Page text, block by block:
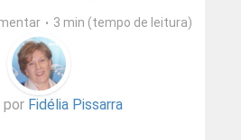
3 min (tempo de leitura)
por Fidélia Pissarra